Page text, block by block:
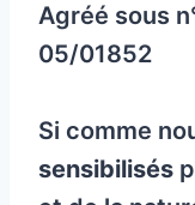
Agréé sous
05/01852
Si comme
sensibilisés